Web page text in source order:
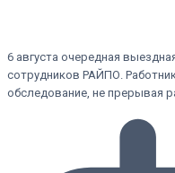
6 августа очередная
сотрудников РАЙПО.
обследование, не прерывая